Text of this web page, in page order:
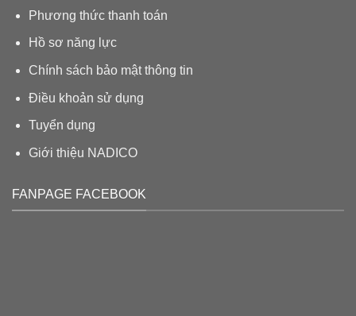
Phương thức thanh toán
Hồ sơ năng lực
Chính sách bảo mật thông tin
Điều khoản sử dụng
Tuyển dụng
Giới thiệu NADICO
FANPAGE FACEBOOK